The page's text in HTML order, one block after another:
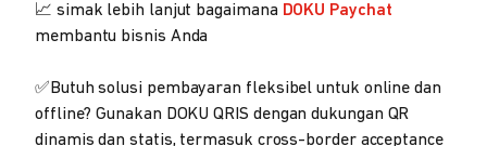
📈 simak lebih lanjut bagaimana DOKU Paychat
membantu bisnis Anda
✅Butuh solusi pembayaran fleksibel untuk online dan
offline? Gunakan DOKU QRIS dengan dukungan QR
dinamis dan statis, termasuk cross-border acceptance